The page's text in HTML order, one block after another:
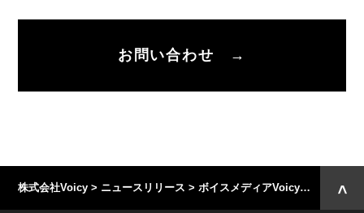
お問い合わせ →
株式会社Voicy > ニュースリリース > ボイスメディアVoicy、パーソナリティが夏の思い出語る「#あの夏の忘れられない言葉」開催中！